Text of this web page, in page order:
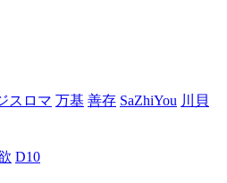
スロマ 万基 善存 SaZhiYou 川貝
D10